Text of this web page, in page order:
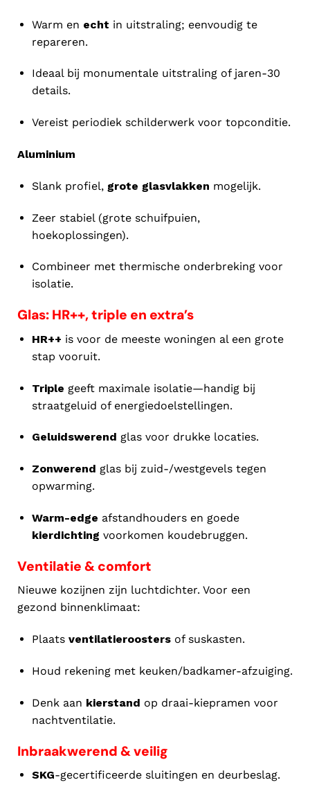
Warm en echt in uitstraling; eenvoudig te
repareren.
Ideaal bij monumentale uitstraling of jaren-30
details.
Vereist periodiek schilderwerk voor topconditie.
Aluminium
Slank profiel, grote glasvlakken mogelijk.
Zeer stabiel (grote schuifpuien,
hoekoplossingen).
Combineer met thermische onderbreking voor
isolatie.
Glas: HR++, triple en extra’s
HR++ is voor de meeste woningen al een grote
stap vooruit.
Triple geeft maximale isolatie—handig bij
straatgeluid of energiedoelstellingen.
Geluidswerend glas voor drukke locaties.
Zonwerend glas bij zuid-/westgevels tegen
opwarming.
Warm-edge afstandhouders en goede
kierdichting voorkomen koudebruggen.
Ventilatie & comfort
Nieuwe kozijnen zijn luchtdichter. Voor een
gezond binnenklimaat:
Plaats ventilatieroostersof suskasten.
Houd rekening met keuken/badkamer-afzuiging.
Denk aan kierstand op draai-kiepramen voor
nachtventilatie.
Inbraakwerend & veilig
SKG-gecertificeerde sluitingen en deurbeslag.